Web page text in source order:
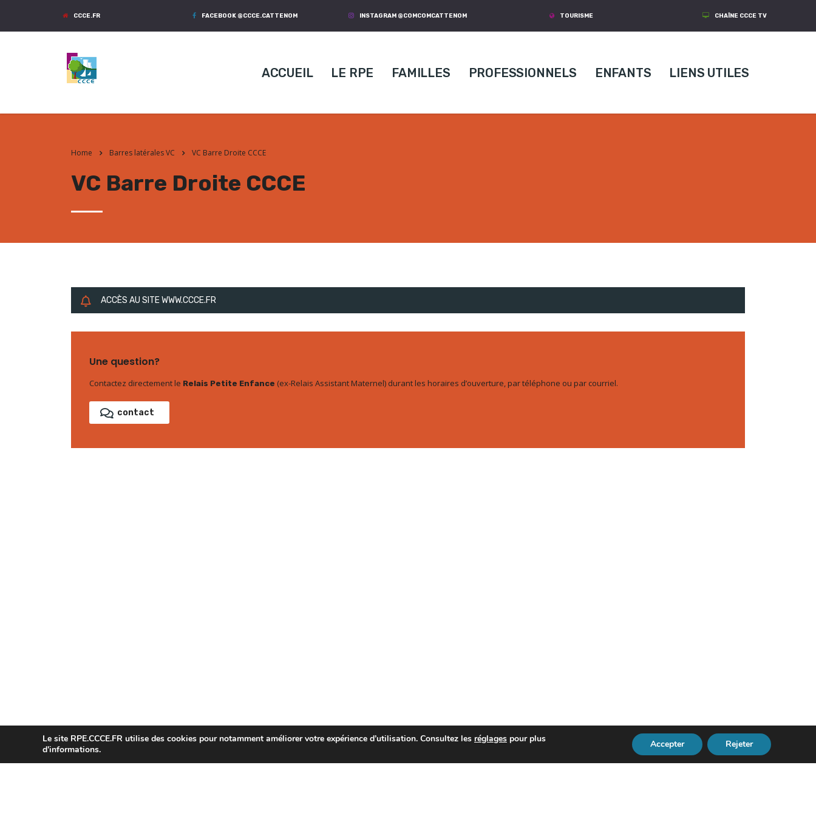
CCCE.FR FACEBOOK @CCCE.CATTENOM INSTAGRAM @COMCOMCATTENOM TOURISME CHAÎNE CCCE TV
ACCUEIL LE RPE FAMILLES PROFESSIONNELS ENFANTS LIENS UTILES
Home Barres latérales VC VC Barre Droite CCCE
VC Barre Droite CCCE
ACCÈS AU SITE WWW.CCCE.FR
Une question?
Contactez directement le Relais Petite Enfance (ex-Relais Assistant Maternel) durant les horaires d’ouverture, par téléphone ou par courriel.
contact
Le site RPE.CCCE.FR utilise des cookies pour notamment améliorer votre expérience d’utilisation. Consultez les réglages pour plus
d'informations.
Accepter Rejeter